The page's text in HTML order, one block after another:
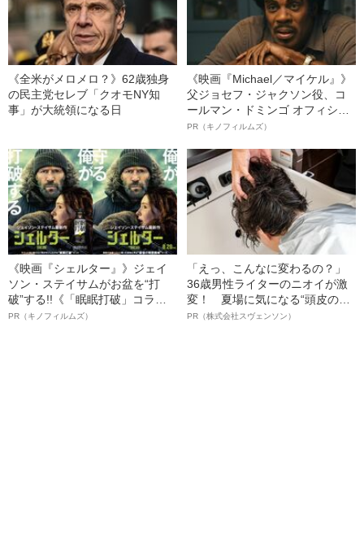
《全米がメロメロ？》62歳独身
の民主党セレブ「クオモNY知
事」が大統領になる日
《映画『Michael／マイケル』》
父ジョセフ・ジャクソン役、コ
ールマン・ドミンゴ オフィシャ
ルインタビュー“観客を魅了した
語る”《日本興収70億円突破》
PR（キノフィルムズ）
《映画『シェルター』》ジェイ
ソン・ステイサムがお盆を“打
破”する!!《「眠眠打破」コラ
ボ》
PR（キノフィルムズ）
「えっ、こんなに変わるの？」
36歳男性ライターのニオイが激
変！ 夏場に気になる“頭皮のニ
オイ”や“ベタつき”を解消す
PR（株式会社スヴェンソン）